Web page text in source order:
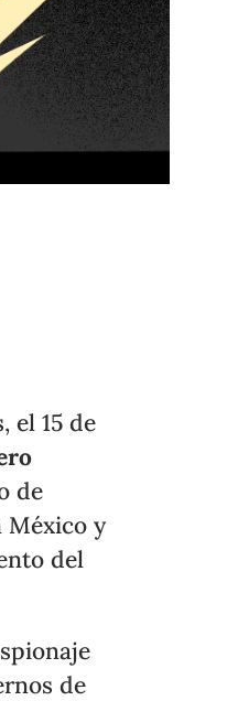
el 15 de
de
México y
del
de